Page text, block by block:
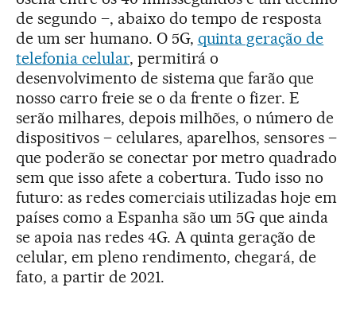
de segundo –, abaixo do tempo de resposta
de um ser humano. O 5G, quinta geração de
telefonia celular, permitirá o
desenvolvimento de sistema que farão que
nosso carro freie se o da frente o fizer. E
serão milhares, depois milhões, o número de
dispositivos – celulares, aparelhos, sensores –
que poderão se conectar por metro quadrado
sem que isso afete a cobertura. Tudo isso no
futuro: as redes comerciais utilizadas hoje em
países como a Espanha são um 5G que ainda
se apoia nas redes 4G. A quinta geração de
celular, em pleno rendimento, chegará, de
fato, a partir de 2021.